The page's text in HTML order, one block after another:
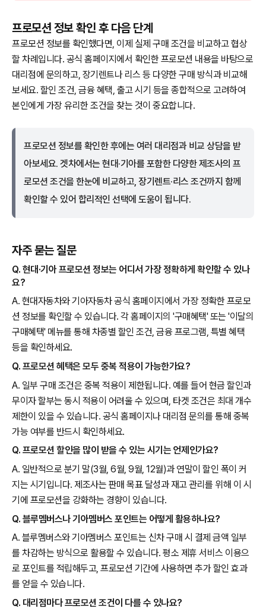
프로모션 정보 확인 후 다음 단계
프로모션 정보를 확인했다면, 이제 실제 구매 조건을 비교하고 협상
할 차례입니다. 공식 홈페이지에서 확인한 프로모션 내용을 바탕으로
대리점에 문의하고, 장기렌트나 리스 등 다양한 구매 방식과 비교해
보세요. 할인 조건, 금융 혜택, 출고 시기 등을 종합적으로 고려하여
본인에게 가장 유리한 조건을 찾는 것이 중요합니다.
프로모션 정보를 확인한 후에는 여러 대리점과 비교 상담을 받
아보세요. 겟차에서는 현대·기아를 포함한 다양한 제조사의 프
로모션 조건을 한눈에 비교하고, 장기렌트·리스 조건까지 함께
확인할 수 있어 합리적인 선택에 도움이 됩니다.
자주 묻는 질문
Q. 현대·기아 프로모션 정보는 어디서 가장 정확하게 확인할 수 있나
요?
A. 현대자동차와 기아자동차 공식 홈페이지에서 가장 정확한 프로모
션 정보를 확인할 수 있습니다. 각 홈페이지의 '구매혜택' 또는 '이달의
구매혜택' 메뉴를 통해 차종별 할인 조건, 금융 프로그램, 특별 혜택
등을 확인하세요.
Q. 프로모션 혜택은 모두 중복 적용이 가능한가요?
A. 일부 구매 조건은 중복 적용이 제한됩니다. 예를 들어 현금 할인과
무이자 할부는 동시 적용이 어려울 수 있으며, 타겟 조건은 최대 개수
제한이 있을 수 있습니다. 공식 홈페이지나 대리점 문의를 통해 중복
가능 여부를 반드시 확인하세요.
Q. 프로모션 할인을 많이 받을 수 있는 시기는 언제인가요?
A. 일반적으로 분기 말(3월, 6월, 9월, 12월)과 연말이 할인 폭이 커
지는 시기입니다. 제조사는 판매 목표 달성과 재고 관리를 위해 이 시
기에 프로모션을 강화하는 경향이 있습니다.
Q. 블루멤버스나 기아멤버스 포인트는 어떻게 활용하나요?
A. 블루멤버스와 기아멤버스 포인트는 신차 구매 시 결제 금액 일부
를 차감하는 방식으로 활용할 수 있습니다. 평소 제휴 서비스 이용으
로 포인트를 적립해두고, 프로모션 기간에 사용하면 추가 할인 효과
를 얻을 수 있습니다.
Q. 대리점마다 프로모션 조건이 다를 수 있나요?